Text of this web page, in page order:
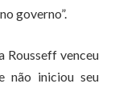
governo”.
Rousseff venceu
não iniciou seu